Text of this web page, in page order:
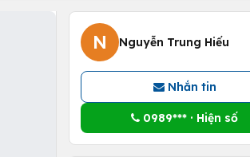
N Nguyễn Trung Hiếu
Nhắn tin
0989*** · Hiện số